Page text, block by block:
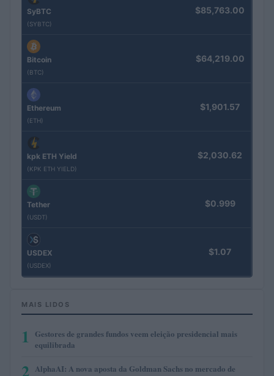
SyBTC
(SYBTC)
$85,763.00
Bitcoin
(BTC)
$64,219.00
Ethereum
(ETH)
$1,901.57
kpk ETH Yield
(KPK ETH YIELD)
$2,030.62
Tether
(USDT)
$0.999
USDEX
(USDEX)
$1.07
MAIS LIDOS
1
Gestores de grandes fundos veem eleição presidencial mais
equilibrada
2 AlphaAI: A nova aposta da Goldman Sachs no mercado de